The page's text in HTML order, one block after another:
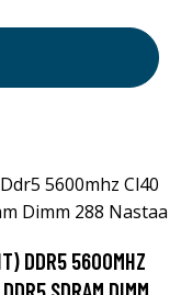
DDR5 5600MHZ